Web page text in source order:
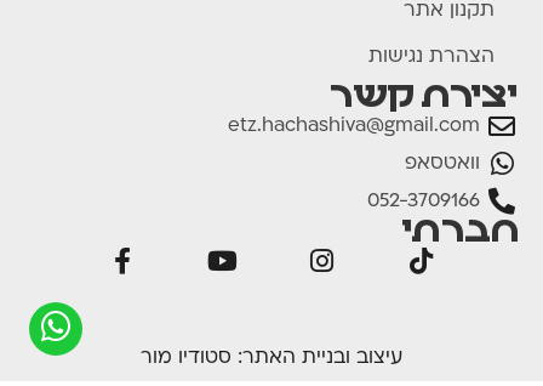
תקנון אתר
הצהרת נגישות
יצירת קשר
etz.hachashiva@gmail.com
וואטסאפ
052-3709166
חברתי
עיצוב ובניית האתר: סטודיו מור